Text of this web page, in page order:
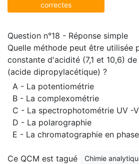
correctes
Question n°18 - Réponse simple
Quelle méthode peut être utilisée
constante d'acidité (7,1 et 10,6)
(acide dipropylacétique) ?
A - La potentiométrie
B - La complexométrie
C - La spectrophotométrie UV -
D - La polarographie
E - La chromatographie en
Ce QCM est tagué Chimie